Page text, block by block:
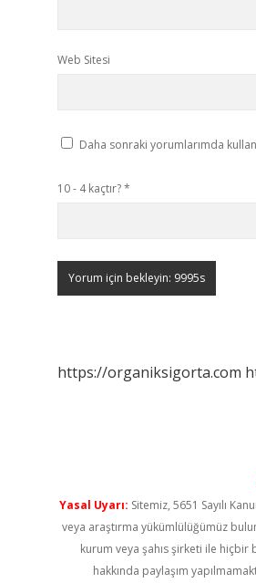
Web Sitesi
Daha sonraki yorumlarımda
10 - 4 kaçtır?*
https://organiksigorta.com
Yasal Uyarı: Sitemiz, 5651 Sayılı
veya araştırma yükümlülüğümüz
kurum veya şahıs şirketi ile hiçbir
hakkında paylaşım